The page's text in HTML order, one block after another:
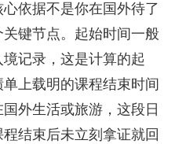
依据不是你在国外待了
键节点。起始时间一般
记录，这是计算的起
上载明的课程结束时间
外生活或旅游，这段日
结束后未立刻拿证就回